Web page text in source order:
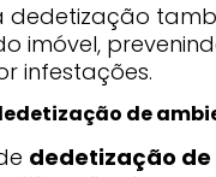
dedetização
imóvel,
infestações.
de
dedetização